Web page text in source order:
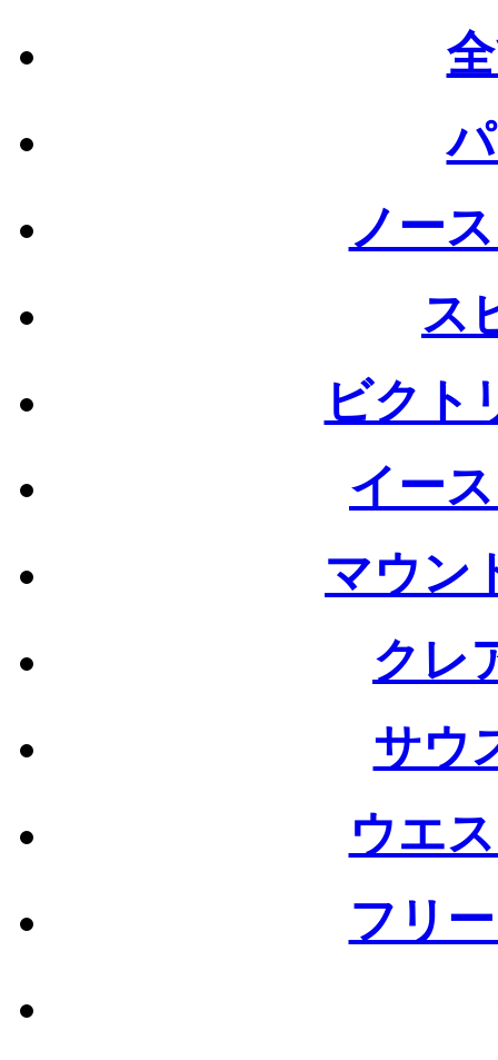
ノー
ス
ビクト
イー
マウン
クレ
サウ
ウエ
フリ